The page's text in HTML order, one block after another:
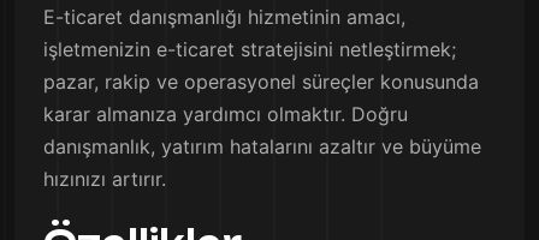
E-ticaret danışmanlığı hizmetinin amacı,
işletmenizin e-ticaret stratejisini netleştirmek;
pazar, rakip ve operasyonel süreçler konusunda
karar almanıza yardımcı olmaktır. Doğru
danışmanlık, yatırım hatalarını azaltır ve büyüme
hızınızı artırır.